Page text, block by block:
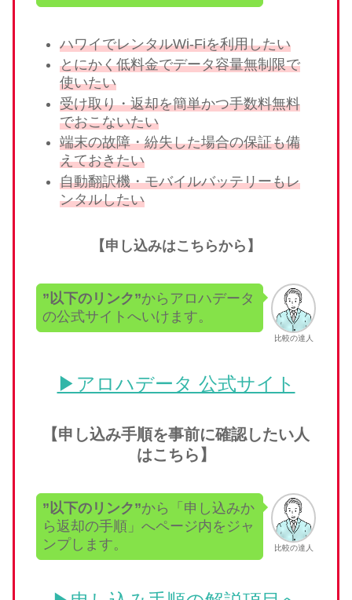
ハワイでレンタルWi-Fiを利用したい
とにかく低料金でデータ容量無制限で
使いたい
受け取り・返却を簡単かつ手数料無料
でおこないたい
端末の故障・紛失した場合の保証も備
えておきたい
自動翻訳機・モバイルバッテリーもレ
ンタルしたい
【申し込みはこちらから】
比較の達人
”以下のリンク”からアロハデータ
の公式サイトへいけます。
▶︎アロハデータ 公式サイト
【申し込み手順を事前に確認したい人
はこちら】
比較の達人
”以下のリンク”から「申し込みか
ら返却の手順」へページ内をジャ
ンプします。